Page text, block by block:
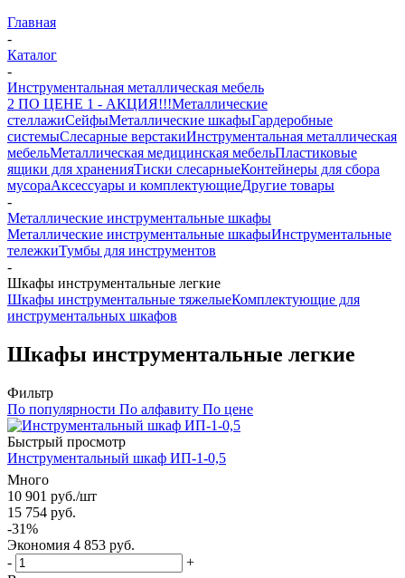
Главная
-
Каталог
-
Инструментальная металлическая мебель
2 ПО ЦЕНЕ 1 - АКЦИЯ!!!Металлические
стеллажиСейфыМеталлические шкафыГардеробные
системыСлесарные верстакиИнструментальная металлическая
мебельМеталлическая медицинская мебельПластиковые
ящики для храненияТиски слесарныеКонтейнеры для сбора
мусораАксессуары и комплектующиеДругие товары
-
Металлические инструментальные шкафы
Металлические инструментальные шкафыИнструментальные
тележкиТумбы для инструментов
-
Шкафы инструментальные легкие
Шкафы инструментальные тяжелыеКомплектующие для
инструментальных шкафов
Шкафы инструментальные легкие
Фильтр
По популярности По алфавиту По цене
Быстрый просмотр
Инструментальный шкаф ИП-1-0,5
Много
10 901 руб./шт
15 754 руб.
-31%
Экономия 4 853 руб.
-
+